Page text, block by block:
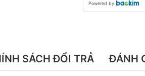
Powered by
SÁCH ĐỔI TRẢ ĐÁNH